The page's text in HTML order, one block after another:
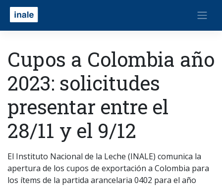
Cupos a Colombia año
2023: solicitudes
presentar entre el
28/11 y el 9/12
El Instituto Nacional de la Leche (INALE) comunica la
apertura de los cupos de exportación a Colombia para
los ítems de la partida arancelaria 0402 para el año